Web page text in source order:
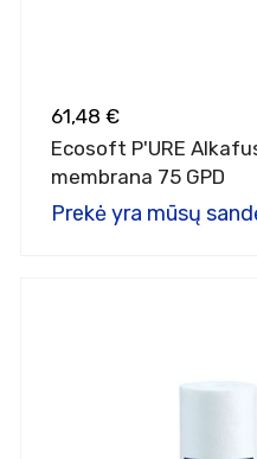
61,48 €
Ecosoft P'URE
membrana 75 GPD
Prekė yra mūsų